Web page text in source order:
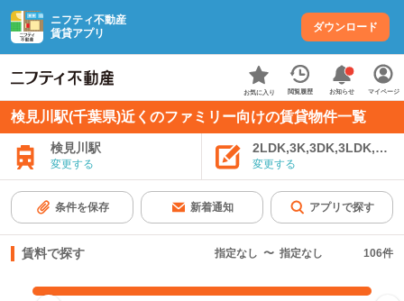
ニフティ不動産
賃貸アプリ
ダウンロード
お気に入り 閲覧履歴 お知らせ マイページ
検見川駅(千葉県)近くのファミリー向けの賃貸物件一覧
検見川駅
変更する 変更する
条件を保存 新着通知 アプリで探す
賃料で探す 指定なし 〜 指定なし 106件